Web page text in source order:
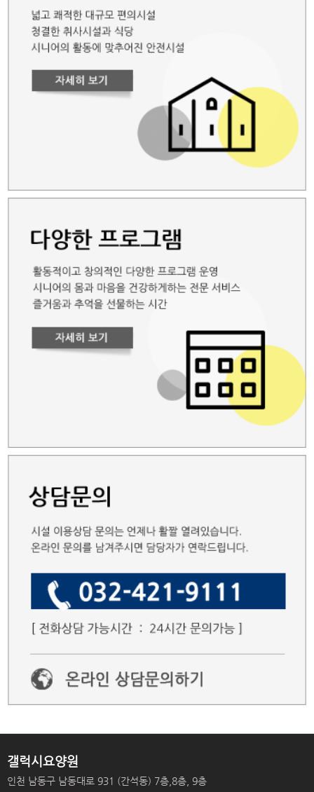
갤럭시요양원
인천 남동구 남동대로 931 (간석동) 7층,8층, 9층